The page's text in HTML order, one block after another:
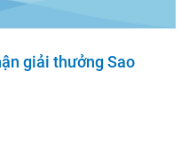
giải thưởng Sao